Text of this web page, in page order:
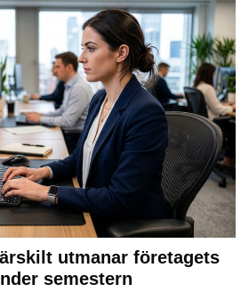
utmanar företagets
semestern